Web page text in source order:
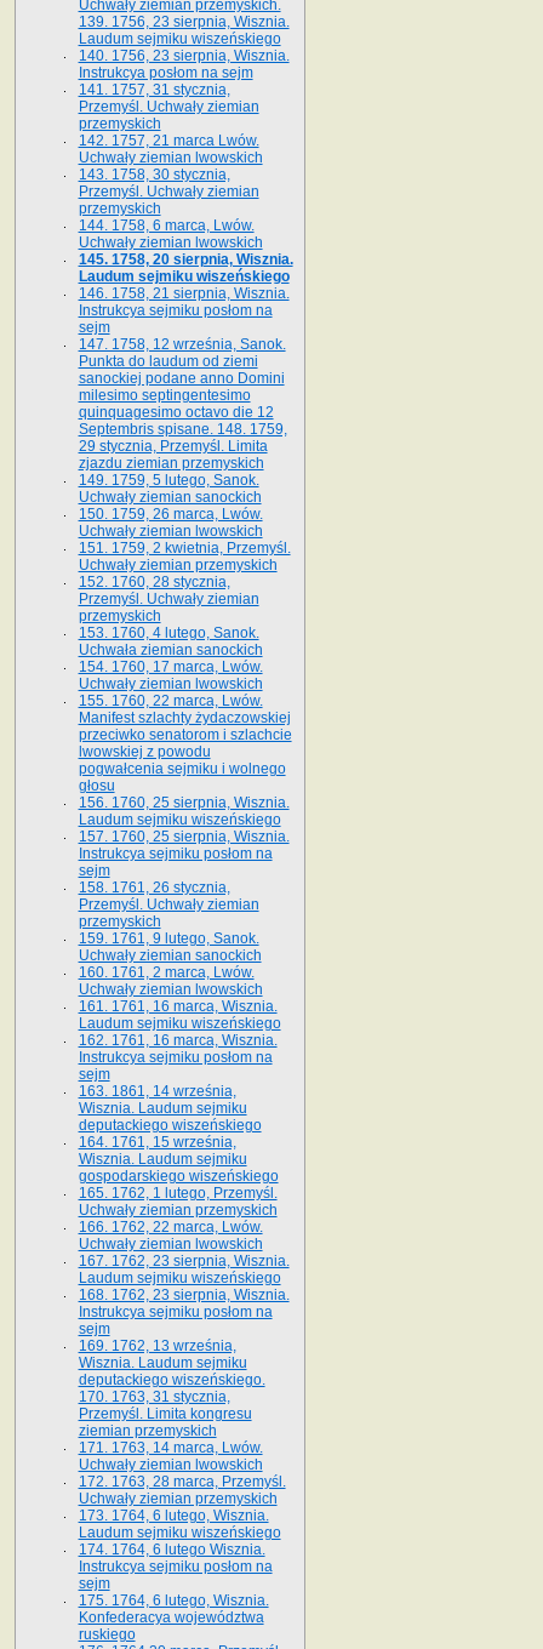
Uchwały ziemian przemyskich.
139. 1756, 23 sierpnia, Wisznia.
Laudum sejmiku wiszeńskiego
140. 1756, 23 sierpnia, Wisznia.
Instrukcya posłom na sejm
141. 1757, 31 stycznia,
Przemyśl. Uchwały ziemian
przemyskich
142. 1757, 21 marca Lwów.
Uchwały ziemian lwowskich
143. 1758, 30 stycznia,
Przemyśl. Uchwały ziemian
przemyskich
144. 1758, 6 marca, Lwów.
Uchwały ziemian lwowskich
145. 1758, 20 sierpnia, Wisznia.
Laudum sejmiku wiszeńskiego
146. 1758, 21 sierpnia, Wisznia.
Instrukcya sejmiku posłom na
sejm
147. 1758, 12 września, Sanok.
Punkta do laudum od ziemi
sanockiej podane anno Domini
milesimo septingentesimo
quinquagesimo octavo die 12
Septembris spisane. 148. 1759,
29 stycznia, Przemyśl. Limita
zjazdu ziemian przemyskich
149. 1759, 5 lutego, Sanok.
Uchwały ziemian sanockich
150. 1759, 26 marca, Lwów.
Uchwały ziemian lwowskich
151. 1759, 2 kwietnia, Przemyśl.
Uchwały ziemian przemyskich
152. 1760, 28 stycznia,
Przemyśl. Uchwały ziemian
przemyskich
153. 1760, 4 lutego, Sanok.
Uchwała ziemian sanockich
154. 1760, 17 marca, Lwów.
Uchwały ziemian lwowskich
155. 1760, 22 marca, Lwów.
Manifest szlachty żydaczowskiej
przeciwko senatorom i szlachcie
lwowskiej z po­wodu
pogwałcenia sejmiku i wolnego
głosu
156. 1760, 25 sierpnia, Wisznia.
Laudum sejmiku wiszeńskiego
157. 1760, 25 sierpnia, Wisznia.
Instrukcya sejmiku posłom na
sejm
158. 1761, 26 stycznia,
Przemyśl. Uchwały ziemian
przemyskich
159. 1761, 9 lutego, Sanok.
Uchwały ziemian sanockich
160. 1761, 2 marca, Lwów.
Uchwały ziemian lwowskich
161. 1761, 16 marca, Wisznia.
Laudum sejmiku wiszeńskiego
162. 1761, 16 marca, Wisznia.
Instrukcya sejmiku posłom na
sejm
163. 1861, 14 września,
Wisznia. Laudum sejmiku
deputackiego wiszeńskiego
164. 1761, 15 września,
Wisznia. Laudum sejmiku
gospodarskiego wiszeńskiego
165. 1762, 1 lutego, Przemyśl.
Uchwały ziemian przemyskich
166. 1762, 22 marca, Lwów.
Uchwały ziemian lwowskich
167. 1762, 23 sierpnia, Wisznia.
Laudum sejmiku wiszeńskiego
168. 1762, 23 sierpnia, Wisznia.
Instrukcya sejmiku posłom na
sejm
169. 1762, 13 września,
Wisznia. Laudum sejmiku
deputackiego wiszeńskiego.
170. 1763, 31 stycznia,
Przemyśl. Limita kongresu
ziemian przemyskich
171. 1763, 14 marca, Lwów.
Uchwały ziemian lwowskich
172. 1763, 28 marca, Przemyśl.
Uchwały ziemian przemyskich
173. 1764, 6 lutego, Wisznia.
Laudum sejmiku wiszeńskiego
174. 1764, 6 lutego Wisznia.
Instrukcya sejmiku posłom na
sejm
175. 1764, 6 lutego, Wisznia.
Konfederacya województwa
ruskiego